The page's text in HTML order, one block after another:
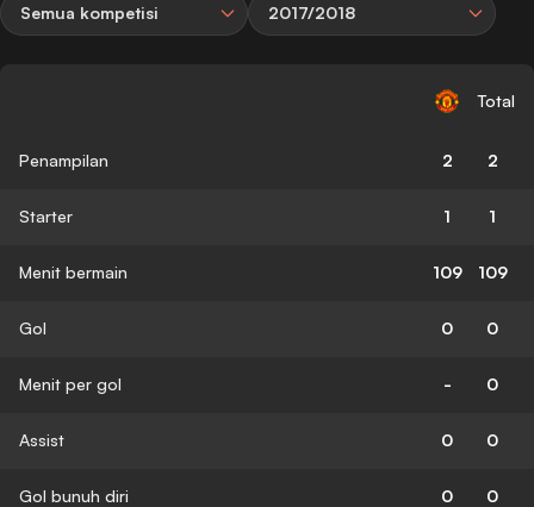
Semua kompetisi 2017/2018
Total
Penampilan 2 2
Starter 1 1
Menit bermain 109 109
Gol 0 0
Menit per gol - 0
Assist 0 0
Gol bunuh diri 0 0